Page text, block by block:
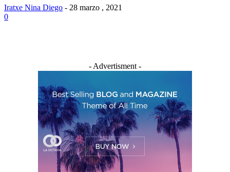
Iratxe Nina Diego - 28 marzo , 2021
0
- Advertisment -